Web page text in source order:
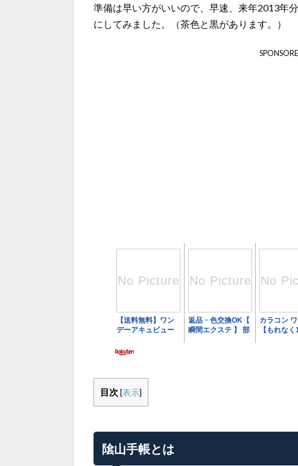
準備は早い方がいいので、早速、来年2013年
にしてみました。（茶色と黒があります。）
目次 [表示]
隂山手帳とは